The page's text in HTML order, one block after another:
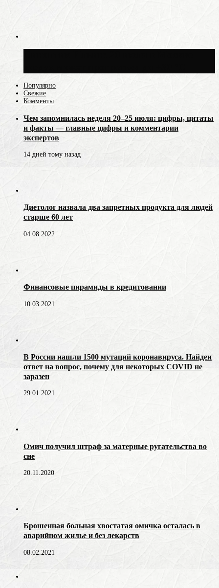
Популярно
Свежие
Комменты
Чем запомнилась неделя 20–25 июля: цифры, цитаты
и факты — главные цифры и комментарии
экспертов
14 дней тому назад
Диетолог назвала два запретных продукта для людей
старше 60 лет
04.08.2022
Финансовые пирамиды в кредитовании
10.03.2021
В России нашли 1500 мутаций коронавируса. Найден
ответ на вопрос, почему для некоторых COVID не
заразен
29.01.2021
Омич получил штраф за матерные ругательства во
сне
20.11.2020
Брошенная больная хвостатая омичка осталась в
аварийном жилье и без лекарств
08.02.2021